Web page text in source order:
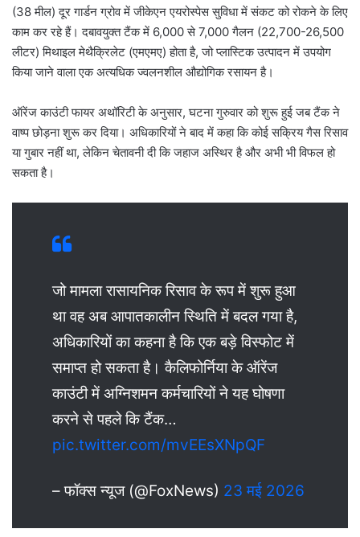
(38 मील) दूर गार्डन ग्रोव में जीकेएन एयरोस्पेस सुविधा में संकट को रोकने के लिए
काम कर रहे हैं। दबावयुक्त टैंक में 6,000 से 7,000 गैलन (22,700-26,500
लीटर) मिथाइल मेथैक्रिलेट (एमएमए) होता है, जो प्लास्टिक उत्पादन में उपयोग
किया जाने वाला एक अत्यधिक ज्वलनशील औद्योगिक रसायन है।
ऑरेंज काउंटी फायर अथॉरिटी के अनुसार, घटना गुरुवार को शुरू हुई जब टैंक ने
वाष्प छोड़ना शुरू कर दिया। अधिकारियों ने बाद में कहा कि कोई सक्रिय गैस रिसाव
या गुबार नहीं था, लेकिन चेतावनी दी कि जहाज अस्थिर है और अभी भी विफल हो
सकता है।
जो मामला रासायनिक रिसाव के रूप में शुरू हुआ
था वह अब आपातकालीन स्थिति में बदल गया है,
अधिकारियों का कहना है कि एक बड़े विस्फोट में
समाप्त हो सकता है। कैलिफोर्निया के ऑरेंज
काउंटी में अग्निशमन कर्मचारियों ने यह घोषणा
करने से पहले कि टैंक…
pic.twitter.com/mvEEsXNpQF
– फॉक्स न्यूज (@FoxNews) 23 मई 2026